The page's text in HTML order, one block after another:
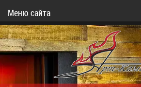
Меню сайта